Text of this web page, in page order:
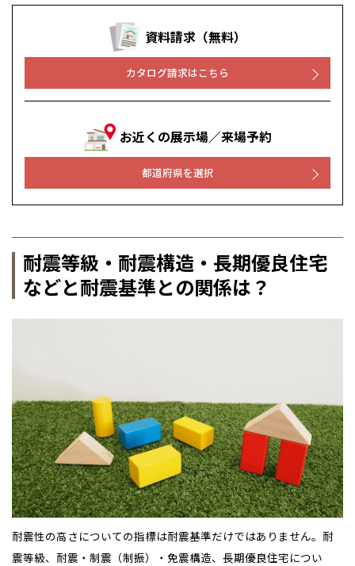
資料請求（無料）
カタログ請求はこちら
お近くの展示場／来場予約
都道府県を選択
耐震等級・耐震構造・長期優良住宅
などと耐震基準との関係は？
耐震性の高さについての指標は耐震基準だけではありません。耐
震等級、耐震・制震（制振）・免震構造、長期優良住宅につい